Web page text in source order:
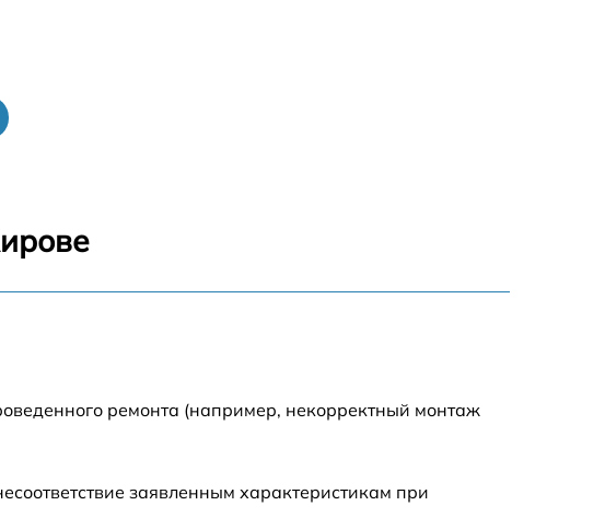
ремонта (например, некорректный монтаж
заявленным характеристикам при